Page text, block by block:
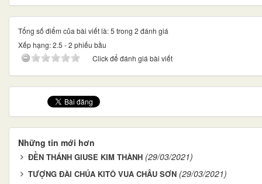
Tổng số điểm của bài viết là: 5 trong 2 đánh giá
Xếp hạng:2.5 -2 phiếu bầu
Click để đánh giá bài viết
Những tin mới hơn
ĐỀN THÁNH GIUSE KIM THÀNH (29/03/2021)
TƯỢNG ĐÀI CHÚA KITÔ VUA CHÂU SƠN (29/03/2021)